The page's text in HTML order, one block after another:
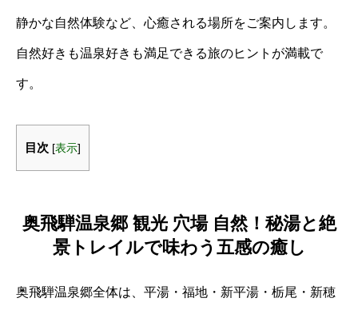
静かな自然体験など、心癒される場所をご案内します。
自然好きも温泉好きも満足できる旅のヒントが満載で
す。
目次 [表示]
奥飛騨温泉郷 観光 穴場 自然！秘湯と絶
景トレイルで味わう五感の癒し
奥飛騨温泉郷全体は、平湯・福地・新平湯・栃尾・新穂